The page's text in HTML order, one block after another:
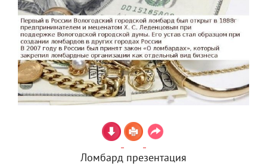
Ломбард презентация